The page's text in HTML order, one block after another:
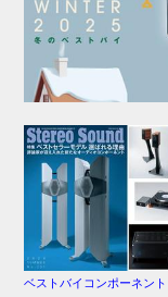
ベストバイコンポーネン